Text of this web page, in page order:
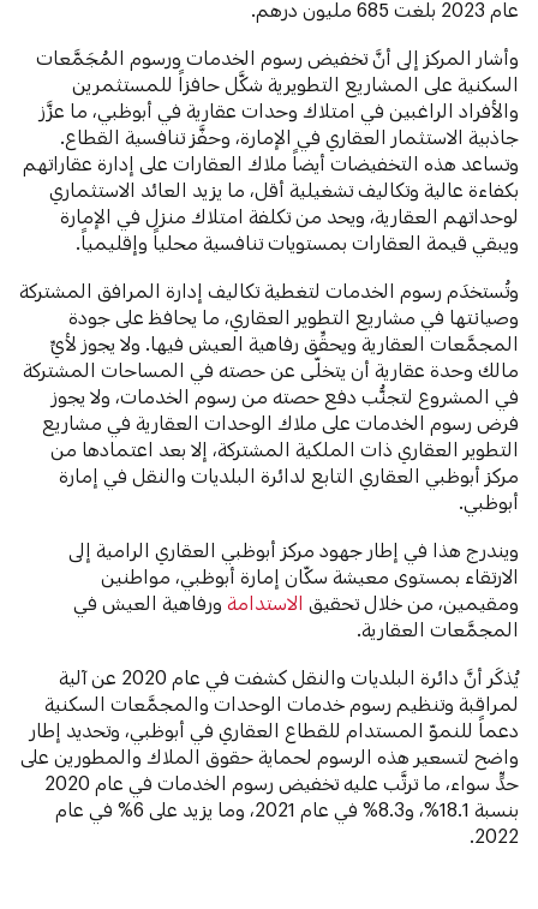
عام 2023 بلغت 685 مليون درهم.
وأشار المركز إلى أنَّ تخفيض رسوم الخدمات ورسوم المُجَمَّعات
السكنية على المشاريع التطويرية شكَّل حافزاً للمستثمرين
والأفراد الراغبين في امتلاك وحدات عقارية في أبوظبي، ما عزَّز
جاذبية الاستثمار العقاري في الإمارة، وحفَّز تنافسية القطاع.
وتساعد هذه التخفيضات أيضاً ملاك العقارات على إدارة عقاراتهم
بكفاءة عالية وتكاليف تشغيلية أقل، ما يزيد العائد الاستثماري
لوحداتهم العقارية، ويحد من تكلفة امتلاك منزل في الإمارة
ويبقي قيمة العقارات بمستويات تنافسية محلياً وإقليمياً.
وتُستخدَم رسوم الخدمات لتغطية تكاليف إدارة المرافق المشتركة
وصيانتها في مشاريع التطوير العقاري، ما يحافظ على جودة
المجمَّعات العقارية ويحقِّق رفاهية العيش فيها. ولا يجوز لأيِّ
مالك وحدة عقارية أن يتخلّى عن حصته في المساحات المشتركة
في المشروع لتجنُّب دفع حصته من رسوم الخدمات، ولا يجوز
فرض رسوم الخدمات على ملاك الوحدات العقارية في مشاريع
التطوير العقاري ذات الملكية المشتركة، إلا بعد اعتمادها من
مركز أبوظبي العقاري التابع لدائرة البلديات والنقل في إمارة
أبوظبي.
ويندرج هذا في إطار جهود مركز أبوظبي العقاري الرامية إلى
الارتقاء بمستوى معيشة سكّان إمارة أبوظبي، مواطنين
ومقيمين، من خلال تحقيقالاستدامةورفاهية العيش في
المجمَّعات العقارية.
يُذكَر أنَّ دائرة البلديات والنقل كشفت في عام 2020 عن آلية
لمراقبة وتنظيم رسوم خدمات الوحدات والمجمَّعات السكنية
دعماً للنموّ المستدام للقطاع العقاري في أبوظبي، وتحديد إطار
واضح لتسعير هذه الرسوم لحماية حقوق الملاك والمطورين على
حدٍّ سواء، ما ترتَّب عليه تخفيض رسوم الخدمات في عام 2020
بنسبة 18.1%، و8.3% في عام 2021، وما يزيد على 6% في عام
2022.